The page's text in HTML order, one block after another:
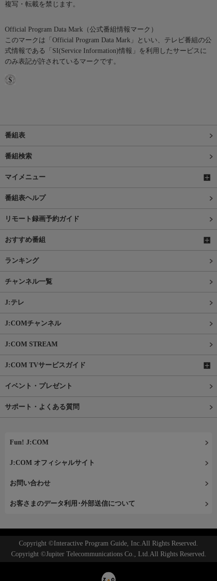
複写・転載を禁じます。
Official Program Data Mark（公式番組情報マーク）
このマークは「Official Program Data Mark」といい、テレビ番組の公
式情報である「SI(Service Information)情報」を利用したサービスに
のみ表記が許されているマークです。
番組表
番組検索
マイメニュー
番組表ヘルプ
リモート録画予約ガイド
おすすめ番組
ランキング
チャンネル一覧
J:テレ
J:COMチャンネル
J:COM STREAM
J:COM TVサービスガイド
イベント・プレゼント
サポート・よくある質問
Fun! J:COM
J:COM オフィシャルサイト
お問い合わせ
お客さまのデータ利用･外部送信について
Copyright ©Interactive Program Guide, Inc.All Rights Reserved.
Copyright ©Jupiter Telecommunications Co., Ltd.All Rights Reserved.